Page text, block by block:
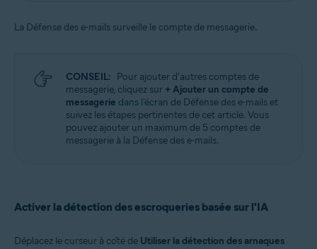
La Défense des e-mails surveille le compte de messagerie.
CONSEIL: Pour ajouter d'autres comptes de
messagerie, cliquez sur + Ajouter un compte de
messagerie dans l'écran de Défense des e-mails et
suivez les étapes pertinentes de cet article. Vous
pouvez ajouter un maximum de 5 comptes de
messagerie à la Défense des e-mails.
Activer la détection des escroqueries basée sur l'IA
Déplacez le curseur à côté de Utiliser la détection des arnaques